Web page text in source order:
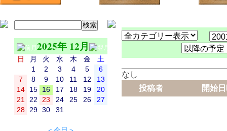
2025年 12月
日 月 火 水 木 金
土
1
2 3 4 5
6
7
8 9 10 11 12
13
14
15 16 17 18 19
20
21
22 23 24 25 26
27
28
29 30 31
なし
投稿者
開始